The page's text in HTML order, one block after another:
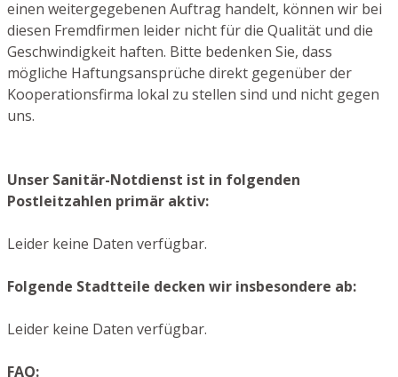
einen weitergegebenen Auftrag handelt, können wir bei
diesen Fremdfirmen leider nicht für die Qualität und die
Geschwindigkeit haften. Bitte bedenken Sie, dass
mögliche Haftungsansprüche direkt gegenüber der
Kooperationsfirma lokal zu stellen sind und nicht gegen
uns.
Unser Sanitär-Notdienst ist in folgenden
Postleitzahlen primär aktiv:
Leider keine Daten verfügbar.
Folgende Stadtteile decken wir insbesondere ab:
Leider keine Daten verfügbar.
FAQ: